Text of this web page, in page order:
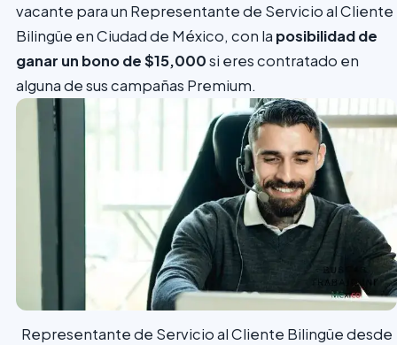
vacante para un Representante de Servicio al Cliente
Bilingüe en Ciudad de México, con la posibilidad de
ganar un bono de $15,000si eres contratado en
alguna de sus campañas Premium.
Representante de Servicio al Cliente Bilingüe desde